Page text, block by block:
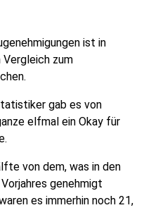
ist in
Vergleich zum
gab es von
elfmal ein Okay für
von dem, was in den
genehmigt
es immerhin noch 21,